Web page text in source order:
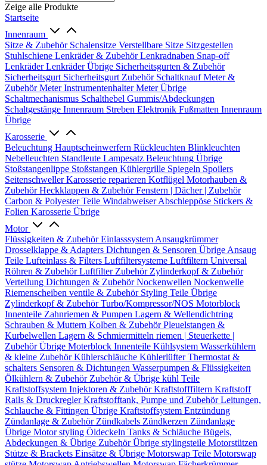
Zeige alle Produkte
Startseite
Innenraum
Sitze & Zubehör Schalensitze Verstellbare Sitze Sitzgestellen
Stuhlschiene Lenkräder & ZubehörLenkradnaben Snap-off
LenkräderLenkräder Übrige Sicherheitsgurten & Zubehör
Sicherheitsgurt Sicherheitsgurt Zubehör SchaltknaufMeter &
ZubehörMeterInstrumentenhalterMeter Übrige
Schaltmechanismus Schalthebel Gummis/Abdeckungen
Schaltgestänge Innenraum Streben Elektronik Fußmatten Innenraum
Übrige
Karosserie
Beleuchtung Hauptscheinwerfern Rückleuchten Blinkleuchten
Nebelleuchten Standleute Lampesatz Beleuchtung Übrige
Stoßstangenlippe Stoßstangen Kühlergrille Spiegeln Spoilers
SeitenschwellerKarosserie reparieren Kotflügel Motorhauben &
ZubehörHeckklappen & ZubehörFenstern | Dächer | Zubehör
Carbon & Polyester Teile WindabweiserAbschleppöse Stickers &
Folien Karosserie Übrige
Motor
Flüssigkeiten & ZubehörEinlasssystem Ansaugkrümmer
Drosselklappe & Adapters Dichtungen & Sensoren Übrige Ansaug
Teile Lufteinlass & Filters Luftfiltersysteme Luftfiltern Universal
Röhren & ZubehörLuftfilter Zubehör Zylinderkopf & Zubehör
Verteilung Dichtungen & ZubehörNockenwellen Nockenwelle
Riemenscheiben ventile & Zubehör Styling Teile Übrige
Zylinderkopf & ZubehörTurbo/Kompressor/NOS Motorblock
Innenteile Zahnriemen & Pumpen Lagern & Wellendichtring
Schrauben & Muttern Kolben & ZubehörPleuelstangen &
Kurbelwellen Lagern & Schmiermitteln riemen | Steuerkette |
ZubehörÜbrige Moterblock Innenteile Kühlsystem Wasserkühlern
& kleine ZubehörKühlerschläuche KühlerlüfterThermostat &
schalters Sensoren & Dichtungen Wasserpumpen & Flüssigkeiten
Ölkühlern & Zubehör Zubehör & Übrige kühl Teile
Kraftstoffsystem Injektoren & ZubehörKraftstofffiltern Kraftstoff
Rails & DruckreglerKraftstofftank, Pumpe und ZubehörLeitungen,
Schlauche & Fittingen Übrige Kraftstoffsystem Entzündung
Zündanlage & Zubehör Zündkabels Zündkerzen Zündanlage
Übrige Motor styling Öldeckeln Tanks & Schläuche Bügels,
Abdeckungen & Übrige ZubehörÜbrige stylingsteile Motorstützen
Stütze & Brackets Einsätze & Übrige Motorswap Teile Motorswap